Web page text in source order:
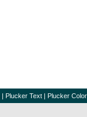
| Plucker Text | Plucker Color